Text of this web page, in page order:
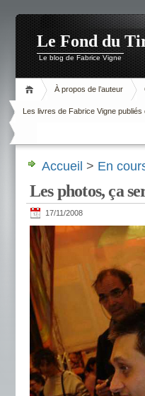
Le Fond du
Le blog de Fabrice Vigne
À propos de l’auteur
Les livres de Fabrice Vigne publiés
Accueil > En
Les photos, ça
17/11/2008